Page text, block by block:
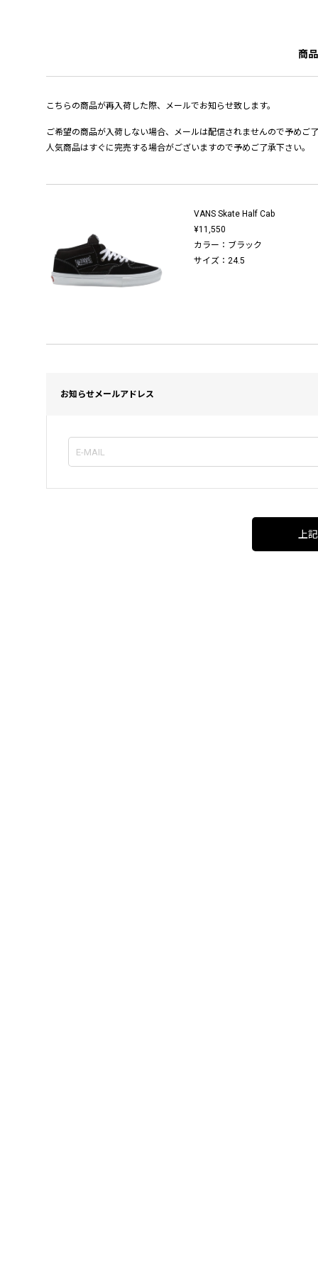
商
こちらの商品が再入荷した際、メールでお知らせ致します。
ご希望の商品が入荷しない場合、メールは配信されませんので予めご
人気商品はすぐに完売する場合がございますので予めご了承下さい。
VANS Skate Half Cab
¥11,550
カラー：ブラック
サイズ：24.5
お知らせメールアドレス
上